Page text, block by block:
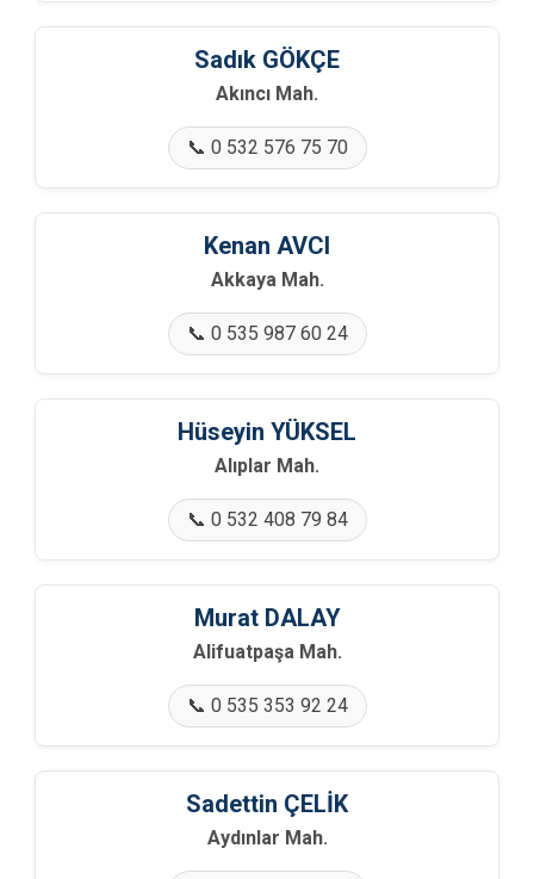
🏢 Çayköy Mah.
🏢 Çeltikler Mah.
🏢 Çukurköy Mah.
🏢 Dereköy Mah.
🏢 Doğançay Mah.
🏢 Doğantepe Mah.
🏢 Düzakçaşehir Mah.
🏢 Epçeler Mah.
Sadık GÖKÇE
Akıncı Mah.
📞 0 532 576 75 70
Kenan AVCI
Akkaya Mah.
📞 0 535 987 60 24
Hüseyin YÜKSEL
Alıplar Mah.
📞 0 532 408 79 84
Murat DALAY
Alifuatpaşa Mah.
📞 0 535 353 92 24
Sadettin ÇELİK
Aydınlar Mah.